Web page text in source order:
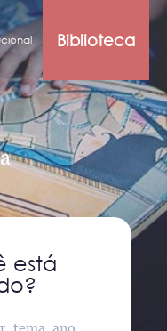
Biblioteca
está